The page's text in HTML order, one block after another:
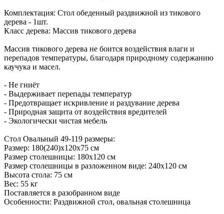
Комплектация: Стол обеденный раздвижной из тикового
дерева - 1шт.
Класс дерева: Массив тикового дерева
Массив тикового дерева не боится воздействия влаги и
перепадов температуры, благодаря природному содержанию
каучука и масел.
- Не гниёт
- Выдерживает перепады температур
- Предотвращает искривление и раздувание дерева
- Природная защита от воздействия вредителей
- Экологически чистая мебель
Стол Овальный 49-119 размеры:
Размер: 180(240)х120х75 см
Размер столешницы: 180х120 см
Размер столешницы в разложенном виде: 240х120 см
Высота стола: 75 см
Вес: 55 кг
Поставляется в разобранном виде
Особенности: Раздвижной стол, овальная столешница